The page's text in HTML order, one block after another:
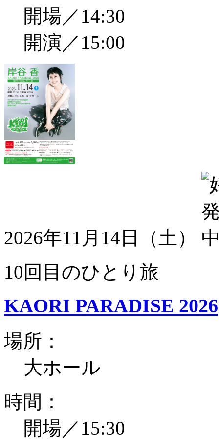
開場／14:30
開演／15:00
2026年11月14日（土）
10回目のひとり旅
KAORI PARADISE 2026
場所：
大ホール
時間：
開場／15:30